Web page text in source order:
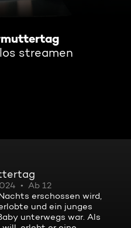
streamen
Ab 12
erschossen wird,
und ein junges
unterwegs war. Als